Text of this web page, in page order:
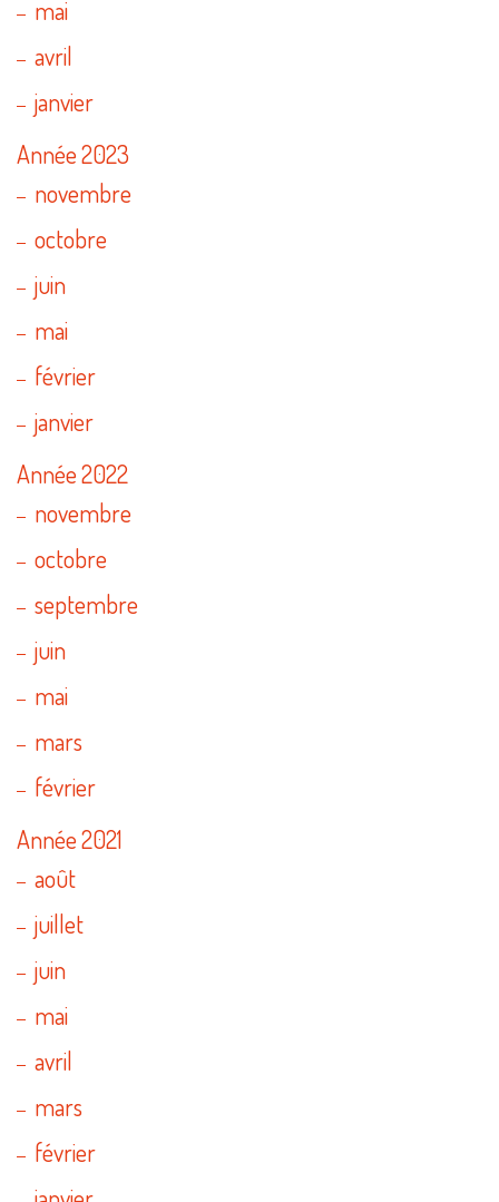
mai
avril
janvier
Année 2023
novembre
octobre
juin
mai
février
janvier
Année 2022
novembre
octobre
septembre
juin
mai
mars
février
Année 2021
août
juillet
juin
mai
avril
mars
février